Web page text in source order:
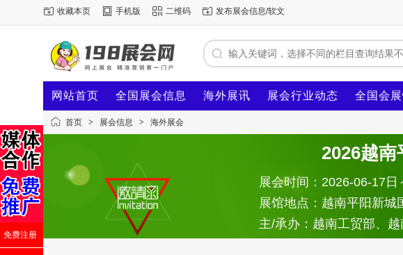
收藏本页 手机版 二维码 发布展会信息/软文
网站首页 全国展会信息 海外展讯 展会行业动态 全国会
首页 > 展会信息 > 海外展会
2026越
展会时间：2026-06-17日
展馆地点：越南平阳新城
主/承办：越南工贸部、
免费注册